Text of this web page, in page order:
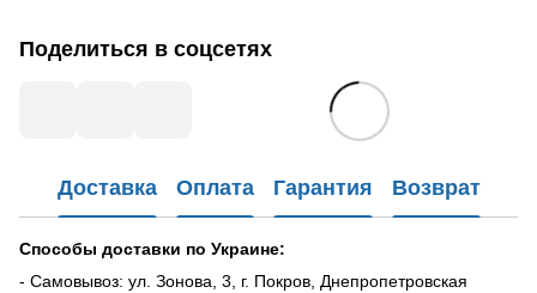
Поделиться в соцсетях
Доставка Оплата Гарантия Возврат
Способы доставки по Украине:
- Самовывоз: ул. Зонова, 3, г. Покров, Днепропетровская